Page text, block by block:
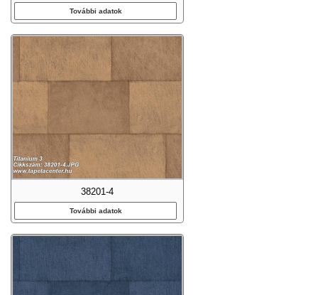
További adatok
38201-4
További adatok